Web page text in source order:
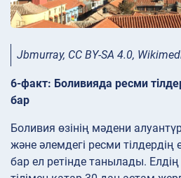
Jbmurray, CC BY-SA 4.0,
6-факт: Боливияда ресми
бар
Боливия өзінің мәдени
және әлемдегі ресми тілдердің
бар ел ретінде танылады.